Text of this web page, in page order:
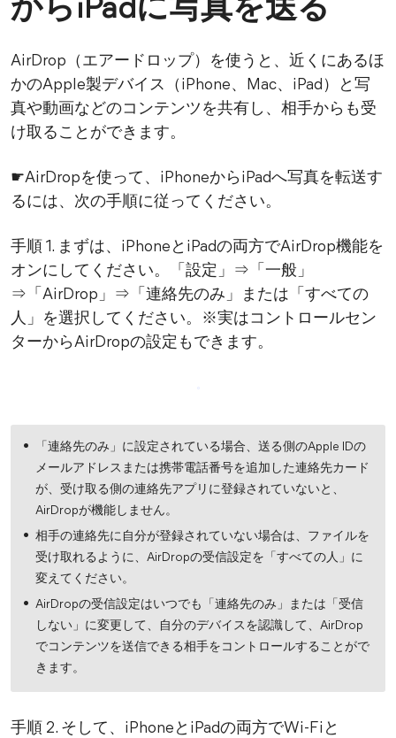
からiPadに写真を送る
AirDrop（エアードロップ）を使うと、近くにあるほ
かのApple製デバイス（iPhone、Mac、iPad）と写
真や動画などのコンテンツを共有し、相手からも受
け取ることができます。
☛AirDropを使って、iPhoneからiPadへ写真を転送す
るには、次の手順に従ってください。
手順 1. まずは、iPhoneとiPadの両方でAirDrop機能を
オンにしてください。「設定」⇒「一般」
⇒「AirDrop」⇒「連絡先のみ」または「すべての
人」を選択してください。※実はコントロールセン
ターからAirDropの設定もできます。
「連絡先のみ」に設定されている場合、送る側のApple IDの
メールアドレスまたは携帯電話番号を追加した連絡先カード
が、受け取る側の連絡先アプリに登録されていないと、
AirDropが機能しません。
相手の連絡先に自分が登録されていない場合は、ファイルを
受け取れるように、AirDropの受信設定を「すべての人」に
変えてください。
AirDropの受信設定はいつでも「連絡先のみ」または「受信
しない」に変更して、自分のデバイスを認識して、AirDrop
でコンテンツを送信できる相手をコントロールすることがで
きます。
手順 2. そして、iPhoneとiPadの両方でWi-Fiと